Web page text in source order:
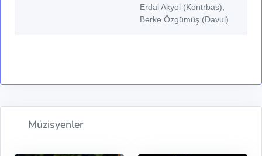
Erdal Akyol (Kontrbas),
Berke Özgümüş (Davul)
Müzisyenler